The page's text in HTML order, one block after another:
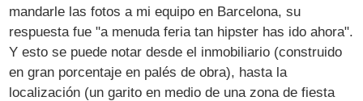
mandarle las fotos a mi equipo en Barcelona, su
respuesta fue "a menuda feria tan hipster has ido ahora".
Y esto se puede notar desde el inmobiliario (construido
en gran porcentaje en palés de obra), hasta la
localización (un garito en medio de una zona de fiesta